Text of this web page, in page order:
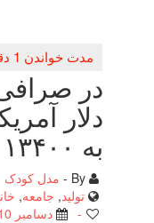
در صرافی
مدل کودک
جامعه,خانواده,
دسامبر 10, 2019